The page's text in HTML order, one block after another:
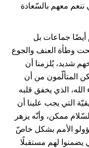
ننعم معهم بالسّعادة
أيضًا جماعات بل
وطأة العنف والجوع
شديد، يُلزمنا أن
المتألّمون من أن
الذي يخفق قلبه
التي يجب علينا أن
ممكن، وأنّه يزهر
الأمم بشكل خاصّ
يضمنوا لهم مستقبلًا